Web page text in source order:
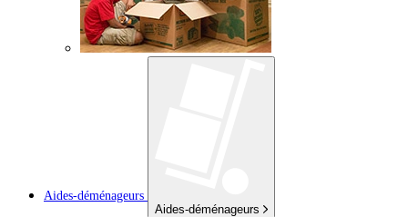
Aides-déménageurs
Aides-déménageurs